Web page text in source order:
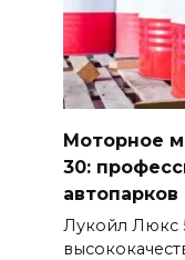
Моторное
30:
автопарков
Лукойл Люкс